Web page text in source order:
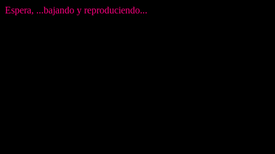
Espera, ...bajando y reproduciendo...